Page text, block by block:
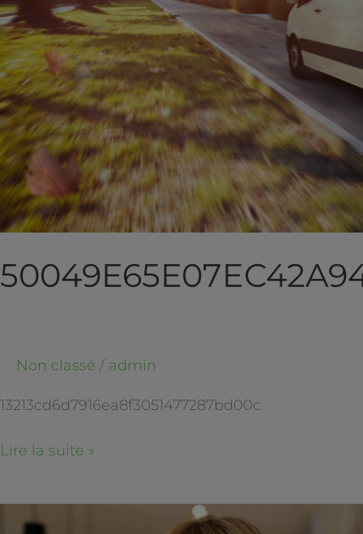
Non classé / admin
13213cd6d7916ea8f3051477287bd00c
Lire la suite »